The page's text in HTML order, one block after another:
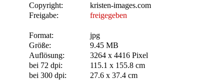
Copyright:
kristen-images.com
Freigabe:
freigegeben
Format:
jpg
Größe:
9.45 MB
Auflösung:
3264 x 4416 Pixel
bei 72 dpi:
115.1 x 155.8 cm
bei 300 dpi:
27.6 x 37.4 cm